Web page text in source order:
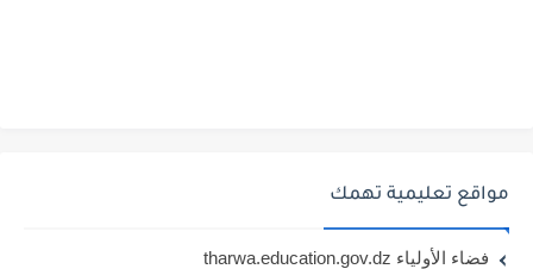
مواقع تعليمية تهمك
فضاء الأولياء tharwa.education.gov.dz